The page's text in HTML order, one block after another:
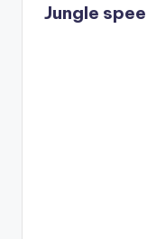
Jungle